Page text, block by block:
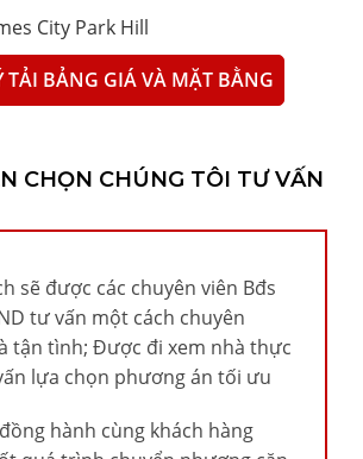
City Park Hill
TẢI BẢNG GIÁ VÀ MẶT BẰNG
CHỌN CHÚNG TÔI TƯ VẤN
sẽ được các chuyên viên Bđs
tư vấn một cách chuyên
tận tình; Được đi xem nhà thực
lựa chọn phương án tối ưu
hành cùng khách hàng